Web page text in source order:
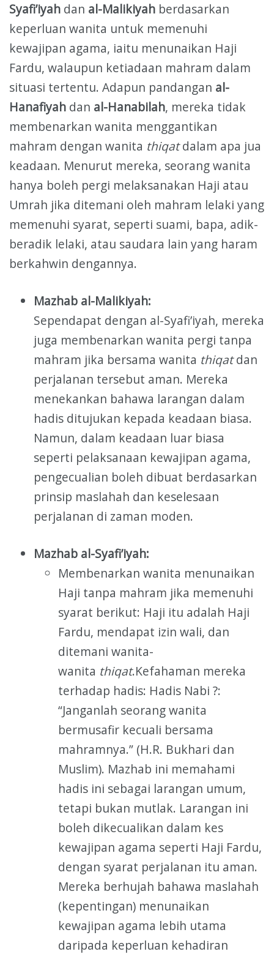
Syafi’iyah dan al-Malikiyah berdasarkan
keperluan wanita untuk memenuhi
kewajipan agama, iaitu menunaikan Haji
Fardu, walaupun ketiadaan mahram dalam
situasi tertentu. Adapun pandangan al-
Hanafiyah dan al-Hanabilah, mereka tidak
membenarkan wanita menggantikan
mahram dengan wanita thiqatdalam apa jua
keadaan. Menurut mereka, seorang wanita
hanya boleh pergi melaksanakan Haji atau
Umrah jika ditemani oleh mahram lelaki yang
memenuhi syarat, seperti suami, bapa, adik-
beradik lelaki, atau saudara lain yang haram
berkahwin dengannya.
Mazhab al-Malikiyah:
Sependapat dengan al-Syafi’iyah, mereka
juga membenarkan wanita pergi tanpa
mahram jika bersama wanita thiqatdan
perjalanan tersebut aman. Mereka
menekankan bahawa larangan dalam
hadis ditujukan kepada keadaan biasa.
Namun, dalam keadaan luar biasa
seperti pelaksanaan kewajipan agama,
pengecualian boleh dibuat berdasarkan
prinsip maslahah dan keselesaan
perjalanan di zaman moden.
Mazhab al-Syafi’iyah:
Membenarkan wanita menunaikan
Haji tanpa mahram jika memenuhi
syarat berikut: Haji itu adalah Haji
Fardu, mendapat izin wali, dan
ditemani wanita-
wanita thiqat.Kefahaman mereka
terhadap hadis: Hadis Nabi ?:
“Janganlah seorang wanita
bermusafir kecuali bersama
mahramnya.” (H.R. Bukhari dan
Muslim). Mazhab ini memahami
hadis ini sebagai larangan umum,
tetapi bukan mutlak. Larangan ini
boleh dikecualikan dalam kes
kewajipan agama seperti Haji Fardu,
dengan syarat perjalanan itu aman.
Mereka berhujah bahawa maslahah
(kepentingan) menunaikan
kewajipan agama lebih utama
daripada keperluan kehadiran